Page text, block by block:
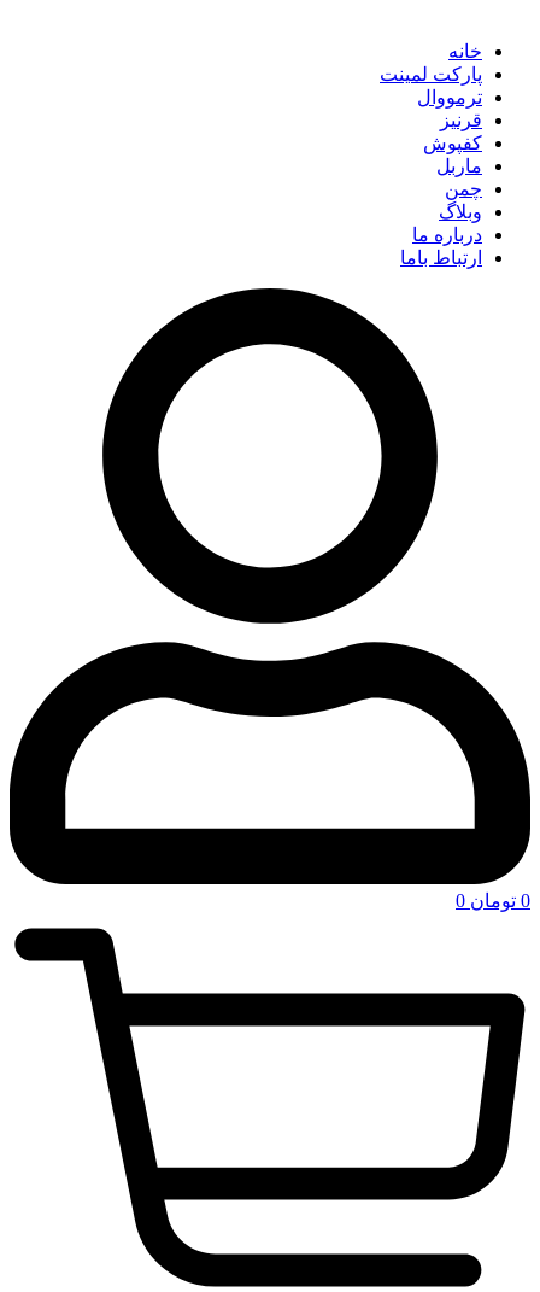
خانه
پارکت لمینت
ترمووال
قرنیز
کفپوش
ماربل
چمن
وبلاگ
درباره ما
ارتباط باما
0 تومان 0